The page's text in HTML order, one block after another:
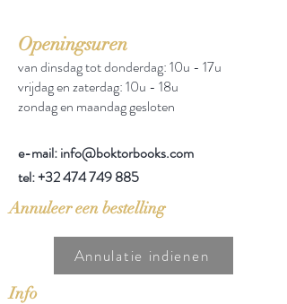
Openingsuren
van dinsdag tot donderdag: 10u - 17u
vrijdag en zaterdag: 10u - 18u
zondag en maandag gesloten
e-mail: info@boktorbooks.com
tel:+32 474 749 885
Annuleer een bestelling
Annulatie indienen
Info